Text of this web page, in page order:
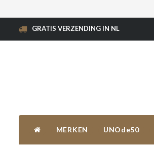
GRATIS VERZENDING IN NL
MERKEN UNOde50